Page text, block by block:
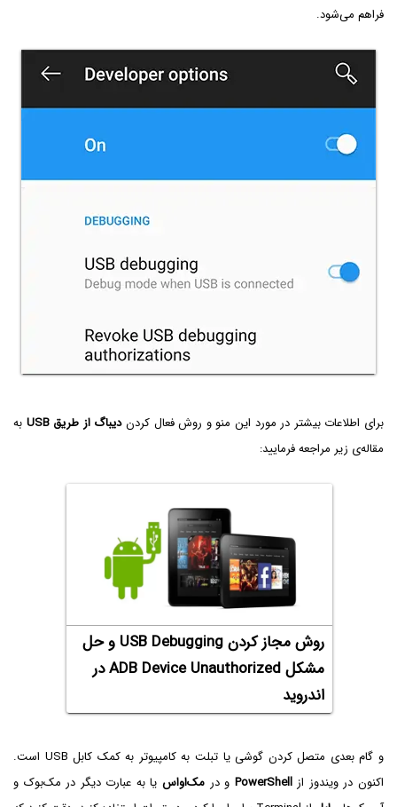
فراهم می‌شود.
برای اطلاعات بیشتر در مورد این منو و روش فعال کردندیباگ از طریق USB
به
مقاله‌ی زیر مراجعه فرمایید:
روش مجاز کردن USB Debugging و حل
مشکل ADB Device Unauthorized در
اندروید
و گام بعدی متصل کردن گوشی یا تبلت به کامپیوتر به کمک کابل USB است.
اکنون در ویندوز ازPowerShell و در مک‌او‌اس یا به عبارت دیگر در مک‌بوک و